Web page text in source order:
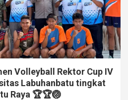
Volleyball Rektor Cup IV
Labuhanbatu tingkat
Raya 🏆🏆🏐